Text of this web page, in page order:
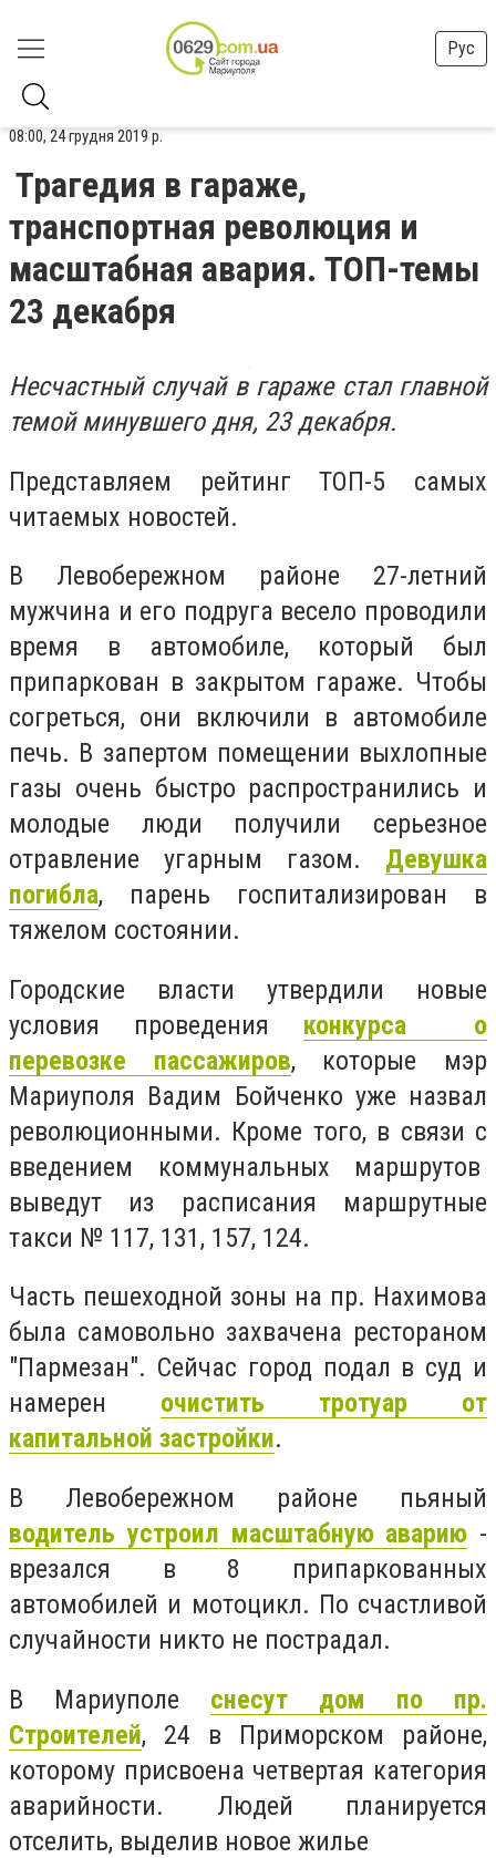
Рус
08:00, 24 грудня 2019 р.
Трагедия в гараже,
транспортная революция и
масштабная авария. ТОП-темы
23 декабря
Несчастный случай в гараже стал главной
темой минувшего дня, 23 декабря.
Представляем рейтинг ТОП-5 самых
читаемых новостей.
В Левобережном районе 27-летний
мужчина и его подруга весело проводили
время в автомобиле, который был
припаркован в закрытом гараже. Чтобы
согреться, они включили в автомобиле
печь. В запертом помещении выхлопные
газы очень быстро распространились и
молодые люди получили серьезное
отравление угарным газом. Девушка
погибла, парень госпитализирован в
тяжелом состоянии.
Городские власти утвердили новые
условия проведения конкурса о
перевозке пассажиров, которые мэр
Мариуполя Вадим Бойченко уже назвал
революционными. Кроме того, в связи с
введением коммунальных маршрутов
выведут из расписания маршрутные
такси № 117, 131, 157, 124.
Часть пешеходной зоны на пр. Нахимова
была самовольно захвачена рестораном
"Пармезан". Сейчас город подал в суд и
намерен очистить тротуар от
капитальной застройки.
В Левобережном районе пьяный
водитель устроил масштабную аварию -
врезался в 8 припаркованных
автомобилей и мотоцикл. По счастливой
случайности никто не пострадал.
В Мариуполе снесут дом по пр.
Строителей, 24 в Приморском районе,
которому присвоена четвертая категория
аварийности. Людей планируется
отселить, выделив новое жилье